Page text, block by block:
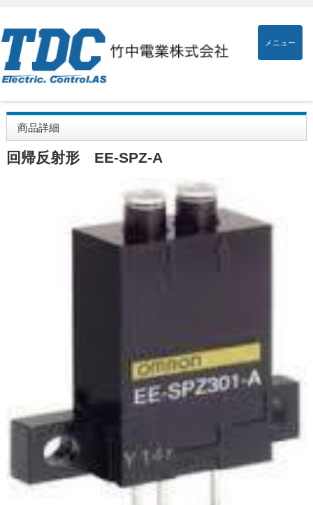
メニュー
商品詳細
回帰反射形 EE-SPZ-A